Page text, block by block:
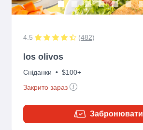
4.5 (482)
los olivos
Сніданки • $100+
Закрито зараз
Забронювати